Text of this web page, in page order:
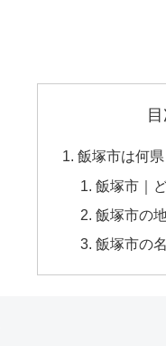
飯塚市は何
飯塚市｜
飯塚市の
飯塚市の